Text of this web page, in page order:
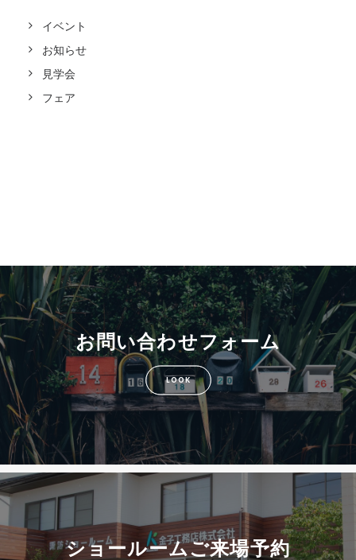
イベント
お知らせ
見学会
フェア
お問い合わせフォーム
LOOK
ショールームご来場予約